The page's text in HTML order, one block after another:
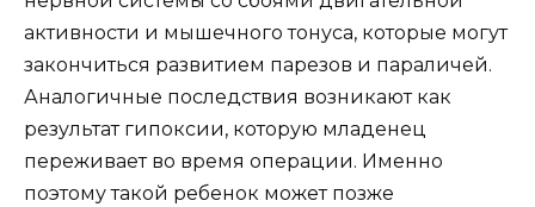
активности и мышечного тонуса, которые могут
закончиться развитием парезов и параличей.
Аналогичные последствия возникают как
результат гипоксии, которую младенец
переживает во время операции. Именно
поэтому такой ребенок может позже